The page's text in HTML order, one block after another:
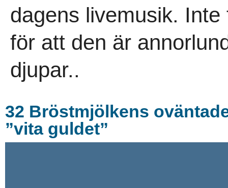
dagens livemusik.
för att den är
djupar..
32 Bröstmjölkens
”vita guldet”